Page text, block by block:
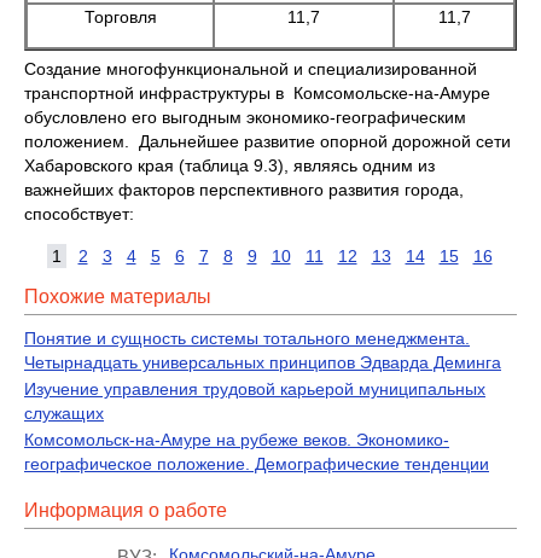
Торговля 11,7 11,7
Создание многофункциональной и специализированной
транспортной инфраструктуры в Комсомольске-на-Амуре
обусловлено его выгодным экономико-географическим
положением. Дальнейшее развитие опорной дорожной сети
Хабаровского края (таблица 9.3), являясь одним из
важнейших факторов перспективного развития города,
способствует:
1 2 3 4 5 6 7 8 9 10 11 12 13 14 15 16
Похожие материалы
Понятие и сущность системы тотального менеджмента.
Четырнадцать универсальных принципов Эдварда Деминга
Изучение управления трудовой карьерой муниципальных
служащих
Комсомольск-на-Амуре на рубеже веков. Экономико-
географическое положение. Демографические тенденции
Информация о работе